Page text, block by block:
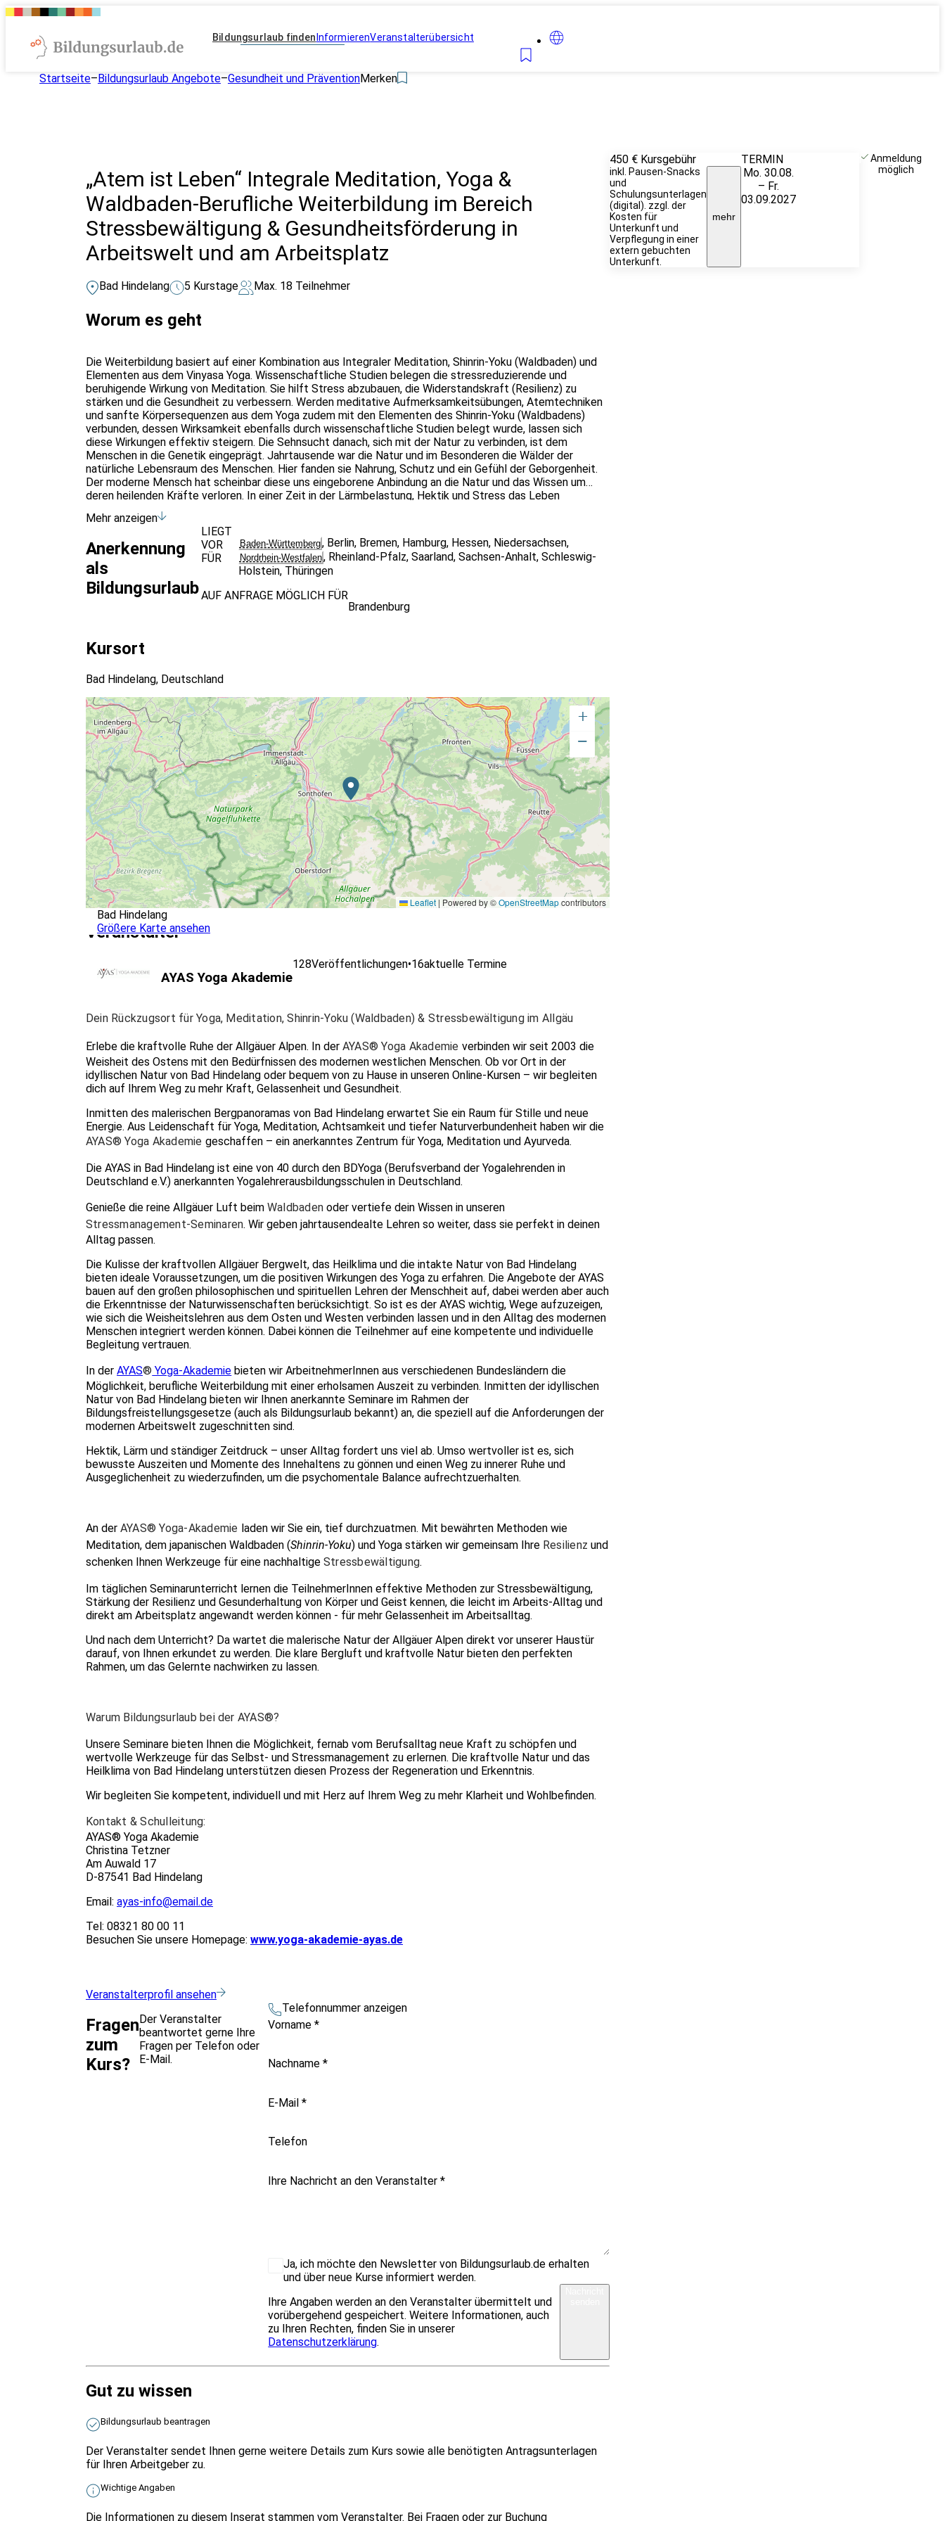
Bildungsurlaub finden InformierenVeranstalterübersicht
Startseite–Bildungsurlaub Angebote–Gesundheit und PräventionMerken
„Atem ist Leben“ Integrale Meditation, Yoga &
Waldbaden-Berufliche Weiterbildung im Bereich
Stressbewältigung & Gesundheitsförderung in
Arbeitswelt und am Arbeitsplatz
Bad Hindelang 5 Kurstage Max. 18 Teilnehmer
Worum es geht
Die Weiterbildung basiert auf einer Kombination aus Integraler Meditation, Shinrin-Yoku (Waldbaden) und
Elementen aus dem Vinyasa Yoga. Wissenschaftliche Studien belegen die stressreduzierende und
beruhigende Wirkung von Meditation. Sie hilft Stress abzubauen, die Widerstandskraft (Resilienz) zu
stärken und die Gesundheit zu verbessern. Werden meditative Aufmerksamkeitsübungen, Atemtechniken
und sanfte Körpersequenzen aus dem Yoga zudem mit den Elementen des Shinrin-Yoku (Waldbadens)
verbunden, dessen Wirksamkeit ebenfalls durch wissenschaftliche Studien belegt wurde, lassen sich
diese Wirkungen effektiv steigern. Die Sehnsucht danach, sich mit der Natur zu verbinden, ist dem
Menschen in die Genetik eingeprägt. Jahrtausende war die Natur und im Besonderen die Wälder der
natürliche Lebensraum des Menschen. Hier fanden sie Nahrung, Schutz und ein Gefühl der Geborgenheit.
Der moderne Mensch hat scheinbar diese uns eingeborene Anbindung an die Natur und das Wissen um
deren heilenden Kräfte verloren. In einer Zeit in der Lärmbelastung, Hektik und Stress das Leben
bestimmen, wird es zunehmend schwieriger die körperliche Gesundheit und die psychomentale Balance zu
erhalten. Neue Energien für den beruflichen Alltag werden freigesetzt und können zu einer echten WIN
WIN Situation für Arbeitnehmer und Arbeitgeber werden.
Mehr anzeigen
Anerkennung
als
Bildungsurlaub
LIEGT
VOR
FÜR
Baden-Württemberg, Berlin, Bremen, Hamburg, Hessen, Niedersachsen,
Nordrhein-Westfalen, Rheinland-Pfalz, Saarland, Sachsen-Anhalt, Schleswig-
Holstein, Thüringen
AUF ANFRAGE MÖGLICH FÜR
Brandenburg
Kursort
Bad Hindelang, Deutschland
+
−
Leaflet | Powered by ©OpenStreetMapcontributors
Bad Hindelang
Größere Karte ansehen
Veranstalter
AYAS Yoga Akademie
128Veröffentlichungen•16aktuelle Termine
Dein Rückzugsort für Yoga, Meditation, Shinrin-Yoku (Waldbaden) & Stressbewältigung im Allgäu
Erlebe die kraftvolle Ruhe der Allgäuer Alpen. In der AYAS® Yoga Akademie verbinden wir seit 2003 die
Weisheit des Ostens mit den Bedürfnissen des modernen westlichen Menschen. Ob vor Ort in der
idyllischen Natur von Bad Hindelang oder bequem von zu Hause in unseren Online-Kursen – wir begleiten
dich auf Ihrem Weg zu mehr Kraft, Gelassenheit und Gesundheit.
Inmitten des malerischen Bergpanoramas von Bad Hindelang erwartet Sie ein Raum für Stille und neue
Energie. Aus Leidenschaft für Yoga, Meditation, Achtsamkeit und tiefer Naturverbundenheit haben wir die
AYAS® Yoga Akademie geschaffen – ein anerkanntes Zentrum für Yoga, Meditation und Ayurveda.
Die AYAS in Bad Hindelang ist eine von 40 durch den BDYoga (Berufsverband der Yogalehrenden in
Deutschland e.V.) anerkannten Yogalehrerausbildungsschulen in Deutschland.
Genieße die reine Allgäuer Luft beim Waldbaden oder vertiefe dein Wissen in unseren
Stressmanagement-Seminaren. Wir geben jahrtausendealte Lehren so weiter, dass sie perfekt in deinen
Alltag passen.
Die Kulisse der kraftvollen Allgäuer Bergwelt, das Heilklima und die intakte Natur von Bad Hindelang
bieten ideale Voraussetzungen, um die positiven Wirkungen des Yoga zu erfahren. Die Angebote der AYAS
bauen auf den großen philosophischen und spirituellen Lehren der Menschheit auf, dabei werden aber auch
die Erkenntnisse der Naturwissenschaften berücksichtigt. So ist es der AYAS wichtig, Wege aufzuzeigen,
wie sich die Weisheitslehren aus dem Osten und Westen verbinden lassen und in den Alltag des modernen
Menschen integriert werden können. Dabei können die Teilnehmer auf eine kompetente und individuelle
Begleitung vertrauen.
In der AYAS® Yoga-Akademie bieten wir ArbeitnehmerInnen aus verschiedenen Bundesländern die
Möglichkeit, berufliche Weiterbildung mit einer erholsamen Auszeit zu verbinden. Inmitten der idyllischen
Natur von Bad Hindelang bieten wir Ihnen anerkannte Seminare im Rahmen der
Bildungsfreistellungsgesetze (auch als Bildungsurlaub bekannt) an, die speziell auf die Anforderungen der
modernen Arbeitswelt zugeschnitten sind.
Hektik, Lärm und ständiger Zeitdruck – unser Alltag fordert uns viel ab. Umso wertvoller ist es, sich
bewusste Auszeiten und Momente des Innehaltens zu gönnen und einen Weg zu innerer Ruhe und
Ausgeglichenheit zu wiederzufinden, um die psychomentale Balance aufrechtzuerhalten.
An der AYAS® Yoga-Akademie laden wir Sie ein, tief durchzuatmen. Mit bewährten Methoden wie
Meditation, dem japanischen Waldbaden (Shinrin-Yoku) und Yoga stärken wir gemeinsam Ihre Resilienz und
schenken Ihnen Werkzeuge für eine nachhaltige Stressbewältigung.
Im täglichen Seminarunterricht lernen die TeilnehmerInnen effektive Methoden zur Stressbewältigung,
Stärkung der Resilienz und Gesunderhaltung von Körper und Geist kennen, die leicht im Arbeits-Alltag und
direkt am Arbeitsplatz angewandt werden können - für mehr Gelassenheit im Arbeitsalltag.
Und nach dem Unterricht? Da wartet die malerische Natur der Allgäuer Alpen direkt vor unserer Haustür
darauf, von Ihnen erkundet zu werden. Die klare Bergluft und kraftvolle Natur bieten den perfekten
Rahmen, um das Gelernte nachwirken zu lassen.
Warum Bildungsurlaub bei der AYAS®?
Unsere Seminare bieten Ihnen die Möglichkeit, fernab vom Berufsalltag neue Kraft zu schöpfen und
wertvolle Werkzeuge für das Selbst- und Stressmanagement zu erlernen. Die kraftvolle Natur und das
Heilklima von Bad Hindelang unterstützen diesen Prozess der Regeneration und Erkenntnis.
Wir begleiten Sie kompetent, individuell und mit Herz auf Ihrem Weg zu mehr Klarheit und Wohlbefinden.
Kontakt & Schulleitung:
AYAS® Yoga Akademie
Christina Tetzner
Am Auwald 17
D-87541 Bad Hindelang
Email: ayas-info@email.de
Tel: 08321 80 00 11
Besuchen Sie unsere Homepage: www.yoga-akademie-ayas.de
Veranstalterprofil ansehen
Fragen
zum
Kurs?
Der Veranstalter
beantwortet gerne Ihre
Fragen per Telefon oder
E-Mail.
Telefonnummer anzeigen
Vorname*
Nachname*
E-Mail*
Telefon
Ihre Nachricht an den Veranstalter*
Ja, ich möchte den Newsletter von Bildungsurlaub.de erhalten
und über neue Kurse informiert werden.
Ihre Angaben werden an den Veranstalter übermittelt und
vorübergehend gespeichert. Weitere Informationen, auch
zu Ihren Rechten, finden Sie in unserer
Datenschutzerklärung.
Gut zu wissen
Bildungsurlaub beantragen
Der Veranstalter sendet Ihnen gerne weitere Details zum Kurs sowie alle benötigten Antragsunterlagen
für Ihren Arbeitgeber zu.
Wichtige Angaben
Die Informationen zu diesem Inserat stammen vom Veranstalter. Bei Fragen oder zur Buchung
450 € Kursgebühr
inkl. Pausen-Snacks
und
Schulungsunterlagen
(digital). zzgl. der
Kosten für
Unterkunft und
Verpflegung in einer
extern gebuchten
Unterkunft.
mehr
TERMIN
Mo. 30.08.
– Fr.
03.09.2027
Anmeldung
möglich